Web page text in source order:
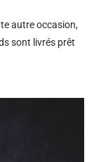
autre occasion,
sont livrés prêt